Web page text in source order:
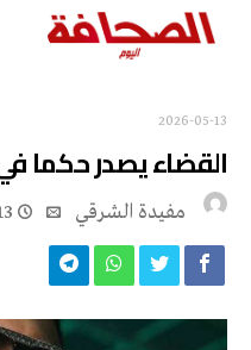
2026-05-13
القضاء يصدر حكما
مفيدة الشرقي